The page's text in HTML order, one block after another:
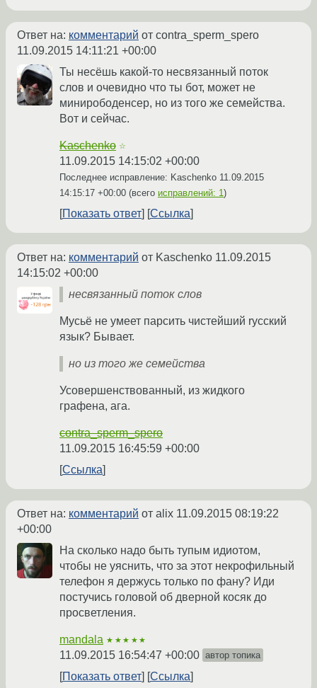
Ответ на: комментарий от contra_sperm_spero
11.09.2015 14:11:21 +00:00
Ты несёшь какой-то несвязанный поток
слов и очевидно что ты бот, может не
минирободенсер, но из того же семейства.
Вот и сейчас.
Kaschenko ☆
11.09.2015 14:15:02 +00:00
Последнее исправление: Kaschenko 11.09.2015
14:15:17 +00:00 (всего исправлений: 1)
Показать ответ Ссылка
Ответ на: комментарий от Kaschenko 11.09.2015
14:15:02 +00:00
несвязанный поток слов
Мусьё не умеет парсить чистейший rусский
язык? Бывает.
но из того же семейства
Усовершенствованный, из жидкого
графена, ага.
contra_sperm_spero
11.09.2015 16:45:59 +00:00
Ссылка
Ответ на: комментарий от alix 11.09.2015 08:19:22
+00:00
На сколько надо быть тупым идиотом,
чтобы не уяснить, что за этот некрофильный
телефон я держусь только по фану? Иди
постучись головой об дверной косяк до
просветления.
mandala ★★★★★
11.09.2015 16:54:47 +00:00 автор топика
Показать ответ Ссылка